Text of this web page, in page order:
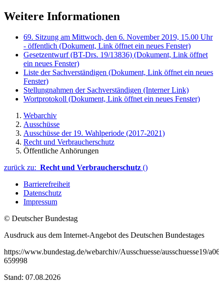
Weitere Informationen
69. Sitzung am Mittwoch, den 6. November 2019, 15.00 Uhr
- öffentlich (Dokument, Link öffnet ein neues Fenster)
Gesetzentwurf (BT-Drs. 19/13836) (Dokument, Link öffnet
ein neues Fenster)
Liste der Sachverständigen (Dokument, Link öffnet ein neues
Fenster)
Stellungnahmen der Sachverständigen (Interner Link)
Wortprotokoll (Dokument, Link öffnet ein neues Fenster)
Webarchiv
Ausschüsse
Ausschüsse der 19. Wahlperiode (2017-2021)
Recht und Verbraucherschutz
Öffentliche Anhörungen
zurück zu: Recht und Verbraucherschutz ()
Barrierefreiheit
Datenschutz
Impressum
© Deutscher Bundestag
Ausdruck aus dem Internet-Angebot des Deutschen Bundestages
https://www.bundestag.de/webarchiv/Ausschuesse/ausschuesse19/
659998
Stand: 07.08.2026